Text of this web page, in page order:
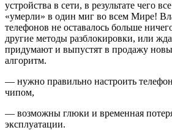
устройства в сети, в результате чего
«умерли» в один миг во всем Мире!
телефонов не оставалось больше
другие методы разблокировки, или
придумают и выпустят в продажу
алгоритм.
— нужно правильно настроить
чипом,
— возможны глюки и временная
эксплуатации.